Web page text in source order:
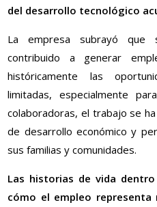
del desarrollo tecnológico
La empresa subrayó que
contribuido a generar
históricamente las
limitadas, especialmente
colaboradoras, el trabajo se
de desarrollo económico y
sus familias y comunidades.
Las historias de vida
cómo el empleo